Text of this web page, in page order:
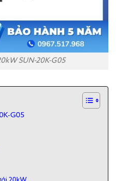
SUN-20K-G05
G05